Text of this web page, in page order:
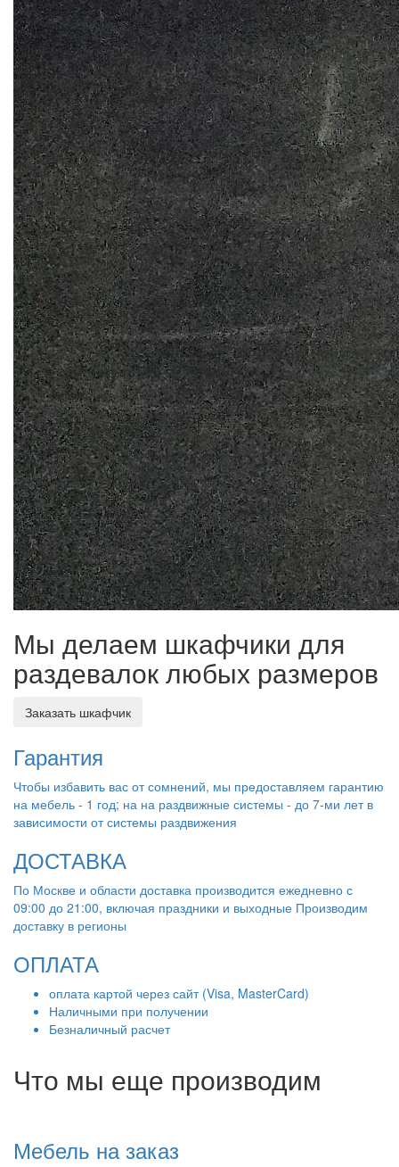
Мы делаем шкафчики для
раздевалок любых размеров
Заказать шкафчик
Гарантия
Чтобы избавить вас от сомнений, мы предоставляем гарантию
на мебель - 1 год; на на раздвижные системы - до 7-ми лет в
зависимости от системы раздвижения
ДОСТАВКА
По Москве и области доставка производится ежедневно с
09:00 до 21:00, включая праздники и выходные Производим
доставку в регионы
ОПЛАТА
оплата картой через сайт (Visa, MasterCard)
Наличными при получении
Безналичный расчет
Что мы еще производим
Мебель на заказ